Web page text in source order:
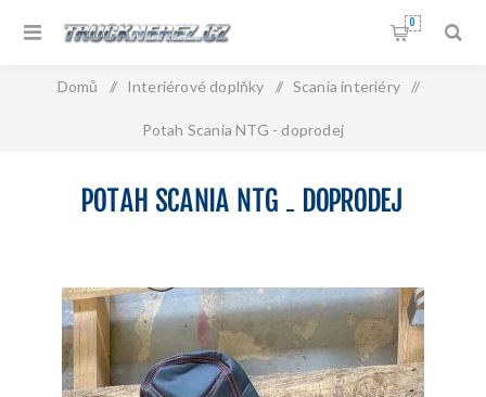
0
Domů / Interiérové doplňky / Scania interiéry /
Potah Scania NTG - doprodej
POTAH SCANIA NTG - DOPRODEJ